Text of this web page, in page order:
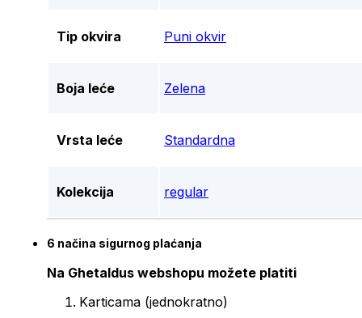
Tip okvira Puni okvir
Boja leće Zelena
Vrsta leće Standardna
Kolekcija regular
6 načina sigurnog plaćanja
Na Ghetaldus webshopu možete platiti
Karticama (jednokratno)